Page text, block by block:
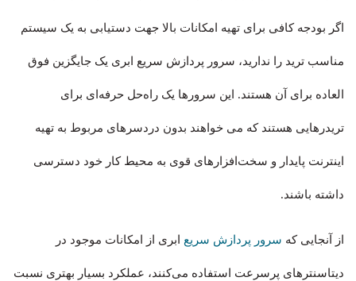
اگر بودجه کافی برای تهیه امکانات بالا جهت دستیابی به یک سیستم
مناسب ترید را ندارید، سرور پردازش سریع ابری یک جایگزین فوق
العاده برای آن هستند. این سرورها یک راه‌حل حرفه‌ای برای
تریدرهایی هستند که می خواهند بدون دردسرهای مربوط به تهیه
اینترنت پایدار و سخت‌افزارهای قوی به محیط کار خود دسترسی
داشته باشند.
از آنجایی که سرور پردازش سریع ابری از امکانات موجود در
دیتاسنترهای پرسرعت استفاده می‌کنند، عملکرد بسیار بهتری نسبت